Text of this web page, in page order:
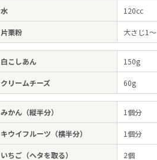
水 120cc
片栗粉 大さじ1～
白こしあん 150g
クリームチーズ 60g
みかん（縦半分） 1個分
キウイフルーツ（横半分） 1個分
いちご（ヘタを取る） 2個